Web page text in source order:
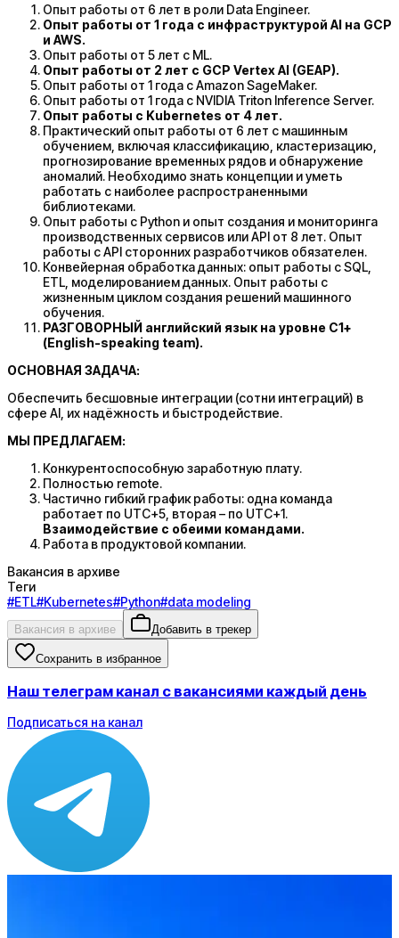
Опыт работы от 6 лет в роли Data Engineer.
Опыт работы от 1 года с инфраструктурой AI на GCP
и AWS.
Опыт работы от 5 лет с ML.
Опыт работы от 2 лет с GCP VertexAI (GEAP).
Опыт работы от 1 года с Amazon SageMaker.
Опыт работы от 1 года с NVIDIA Triton Inference Server.
Опыт работы с Kubernetes от 4 лет.
Практический опыт работы от 6 лет с машинным
обучением, включая классификацию, кластеризацию,
прогнозирование временных рядов и обнаружение
аномалий. Необходимо знать концепции и уметь
работать с наиболее распространенными
библиотеками.
Опыт работы с Python и опыт создания и мониторинга
производственных сервисов или API от 8 лет. Опыт
работы с API сторонних разработчиков обязателен.
Конвейерная обработка данных: опыт работы с SQL,
ETL, моделированием данных. Опыт работы с
жизненным циклом создания решений машинного
обучения.
РАЗГОВОРНЫЙ английский язык на уровне C1+
(English-speaking team).
ОСНОВНАЯ ЗАДАЧА:
Обеспечить бесшовные интеграции (сотни интеграций) в
сфере AI, их надёжность и быстродействие.
МЫ ПРЕДЛАГАЕМ:
Конкурентоспособную заработную плату.
Полностью remote.
Частично гибкий график работы: одна команда
работает по UTC+5, вторая – по UTC+1.
Взаимодействие с обеими командами.
Работа в продуктовой компании.
Вакансия в архиве
Теги
#ETL#Kubernetes#Python#data modeling
Вакансия в архиве Добавить в трекер
Сохранить в избранное
Наш телеграм канал с вакансиями каждый день
Подписаться на канал